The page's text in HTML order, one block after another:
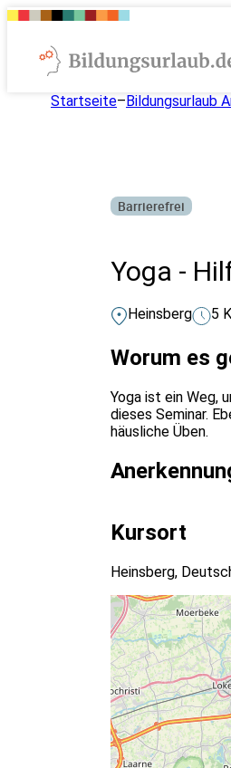
Startseite–Bildungsurlaub
Barrierefrei
Yoga -
Heinsberg 5
Worum es
Yoga ist ein Weg,
dieses Seminar.
häusliche Üben.
Kursort
Heinsberg,